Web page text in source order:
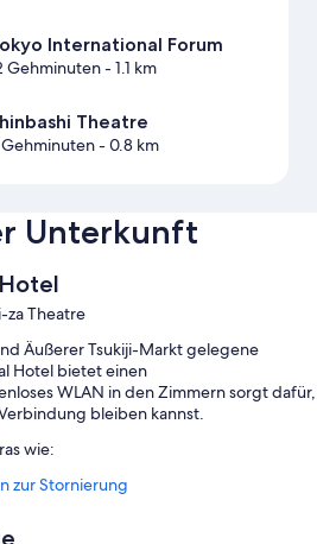
International Forum
Gehminuten- 1.1 km
Theatre
- 0.8 km
Unterkunft
za Theatre
Äußerer Tsukiji-Markt gelegene
Hotel bietet einen
WLAN in den Zimmern sorgt dafür,
bleiben kannst.
wie:
Aufpreis), ein Fahrstuhl und ein
eine rund um die Uhr besetzte Rezeption
zur Stornierung